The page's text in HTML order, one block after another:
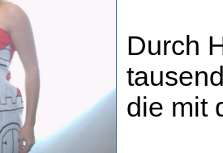
Durch
die mit